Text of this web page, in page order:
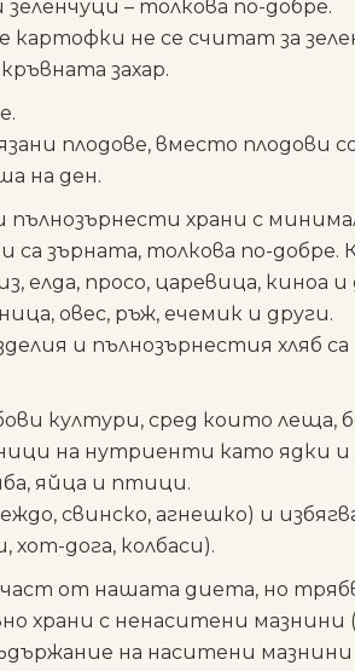
– толкова по-добре.
не се считат за
захар.
плодове, вместо плодови
на ден.
пълнозърнести храни с
са зърната, толкова по-добре.
елда, просо, царевица, киноа
овес, ръж, ечемик и други.
и пълнозърнестия хляб
култури, сред които леща,
на нутриенти като ядки и
яйца и птици.
свинско, агнешко) и
дога, колбаси).
от нашата диета, но
храни с ненаситени мазнини
на наситени мазнини